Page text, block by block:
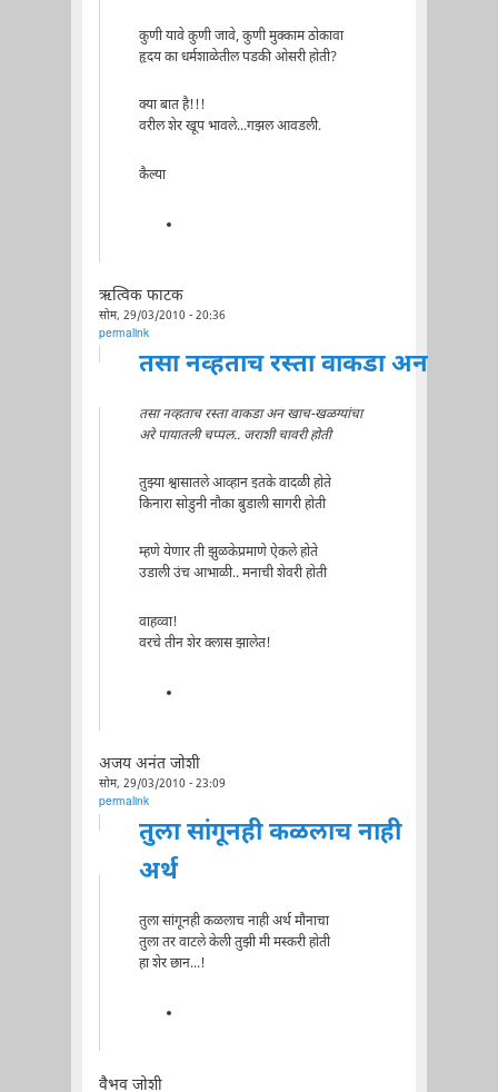
कुणी यावे कुणी जावे, कुणी मुक्काम ठोकावा
हृदय का धर्मशाळेतील पडकी ओसरी होती?
क्या बात है!!!
वरील शेर खूप भावले...गझल आवडली.
कैल्या
ऋत्विक फाटक
सोम, 29/03/2010 - 20:36
permalink
तसा नव्हताच रस्ता वाकडा अन
तसा नव्हताच रस्ता वाकडा अन खाच-खळग्यांचा
अरे पायातली चप्पल.. जराशी चावरी होती
तुझ्या श्वासातले आव्हान इतके वादळी होते
किनारा सोडुनी नौका बुडाली सागरी होती
म्हणे येणार ती झुळकेप्रमाणे ऐकले होते
उडाली उंच आभाळी.. मनाची शेवरी होती
वाहव्वा!
वरचे तीन शेर क्लास झालेत!
अजय अनंत जोशी
सोम, 29/03/2010 - 23:09
permalink
तुला सांगूनही कळलाच नाही
अर्थ
तुला सांगूनही कळलाच नाही अर्थ मौनाचा
तुला तर वाटले केली तुझी मी मस्करी होती
हा शेर छान...!
वैभव जोशी